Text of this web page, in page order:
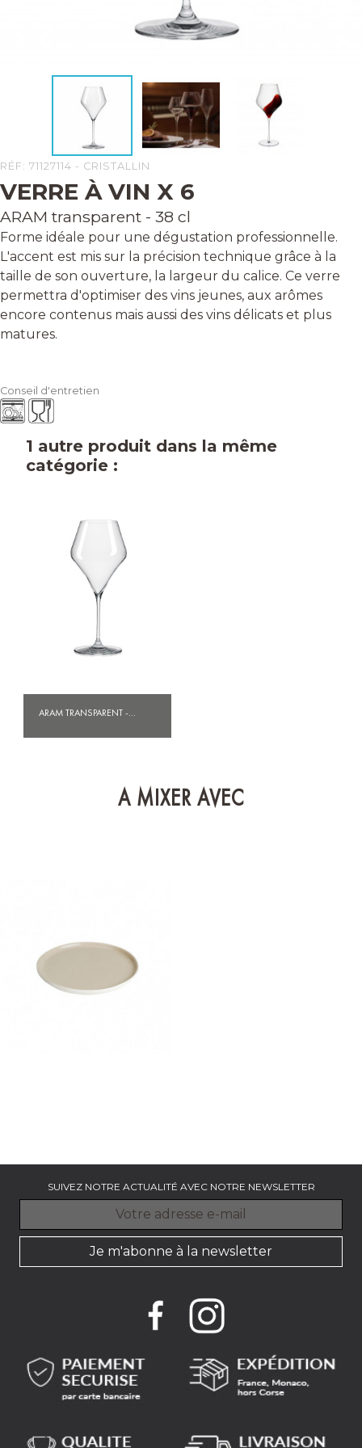
RÉF: 71127114 - CRISTALLIN
VERRE À VIN X 6
ARAM transparent - 38 cl
Forme idéale pour une dégustation professionnelle.
L'accent est mis sur la précision technique grâce à la
taille de son ouverture, la largeur du calice. Ce verre
permettra d'optimiser des vins jeunes, aux arômes
encore contenus mais aussi des vins délicats et plus
matures.
Conseil d'entretien
1 autre produit dans la même
catégorie :
ARAM TRANSPARENT -...
A MIXER AVEC
SUIVEZ NOTRE ACTUALITÉ AVEC NOTRE NEWSLETTER
Je m'abonne à la newsletter